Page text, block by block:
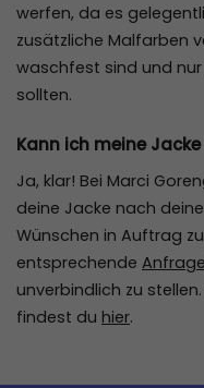
werfen, da es
zusätzliche Malfarben
waschfest sind und
sollten.
Kann ich meine
Ja, klar! Bei Marci
deine Jacke nach
Wünschen in Auftrag
entsprechende
unverbindlich zu
findest du hier.